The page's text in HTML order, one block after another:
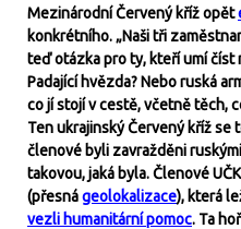
Mezinárodní Červený kříž opět
konkrétního. „Naši tři
teď otázka pro ty, kteří umí číst
Padající hvězda? Nebo ruská
co jí stojí v cestě, včetně těch,
Ten ukrajinský Červený kříž se
členové byli zavražděni
takovou, jaká byla. Členové
(přesnágeolokalizace), která
vezli humanitární pomoc. Ta